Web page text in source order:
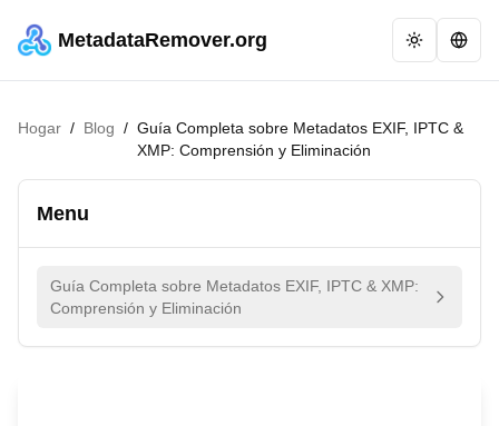
MetadataRemover.org
Hogar / Blog / Guía Completa sobre Metadatos EXIF, IPTC &
XMP: Comprensión y Eliminación
Menu
Guía Completa sobre Metadatos EXIF, IPTC & XMP:
Comprensión y Eliminación